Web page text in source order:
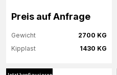
Preis auf Anfrage
2700 KG
Gewicht
1430 KG
Kipplast